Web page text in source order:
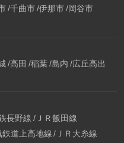
千曲市 伊那市 岡谷市
高田 稲葉 島内 広丘高出
長野線 ＪＲ飯田線
道上高地線
ＪＲ大糸線